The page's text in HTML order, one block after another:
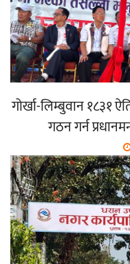
गोर्खा-लिम्बुवान १८३१
गठन गर्न